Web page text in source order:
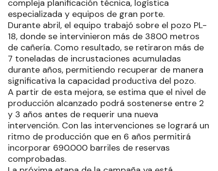
compleja planificación técnica, logística
especializada y equipos de gran porte.
Durante abril, el equipo trabajó sobre el pozo PL-
18, donde se intervinieron más de 3800 metros
de cañería. Como resultado, se retiraron más de
7 toneladas de incrustaciones acumuladas
durante años, permitiendo recuperar de manera
significativa la capacidad productiva del pozo.
A partir de esta mejora, se estima que el nivel de
producción alcanzado podrá sostenerse entre 2
y 3 años antes de requerir una nueva
intervención. Con las intervenciones se logrará un
ritmo de producción que en 6 años permitirá
incorporar 690.000 barriles de reservas
comprobadas.